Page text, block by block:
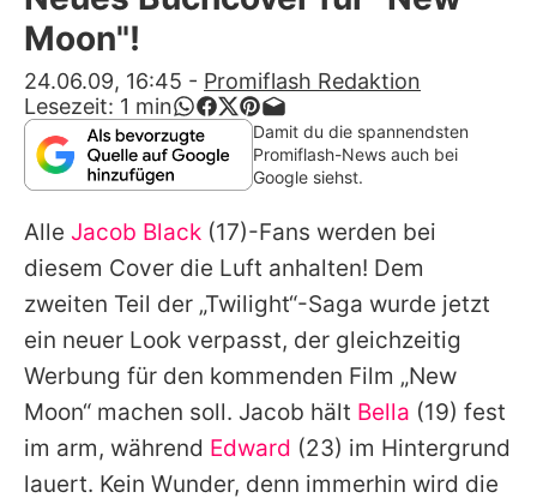
Alle Themen auf Promiflash
App runterladen
Team
Redaktionelle Richtlinien
Impressum
Datenschutzerklärung
Nutzungsbedingungen
Utiq verwalten
Moon"!
24.06.09, 16:45 - Promiflash Redaktion
Lesezeit: 1 min
Damit du die spannendsten
Promiflash-News auch bei
Google siehst.
Alle Jacob Black (17)-Fans werden bei
diesem Cover die Luft anhalten! Dem
zweiten Teil der „Twilight“-Saga wurde jetzt
ein neuer Look verpasst, der gleichzeitig
Werbung für den kommenden Film „New
Moon“ machen soll. Jacob hält Bella (19) fest
im arm, während Edward (23) im Hintergrund
lauert. Kein Wunder, denn immerhin wird die